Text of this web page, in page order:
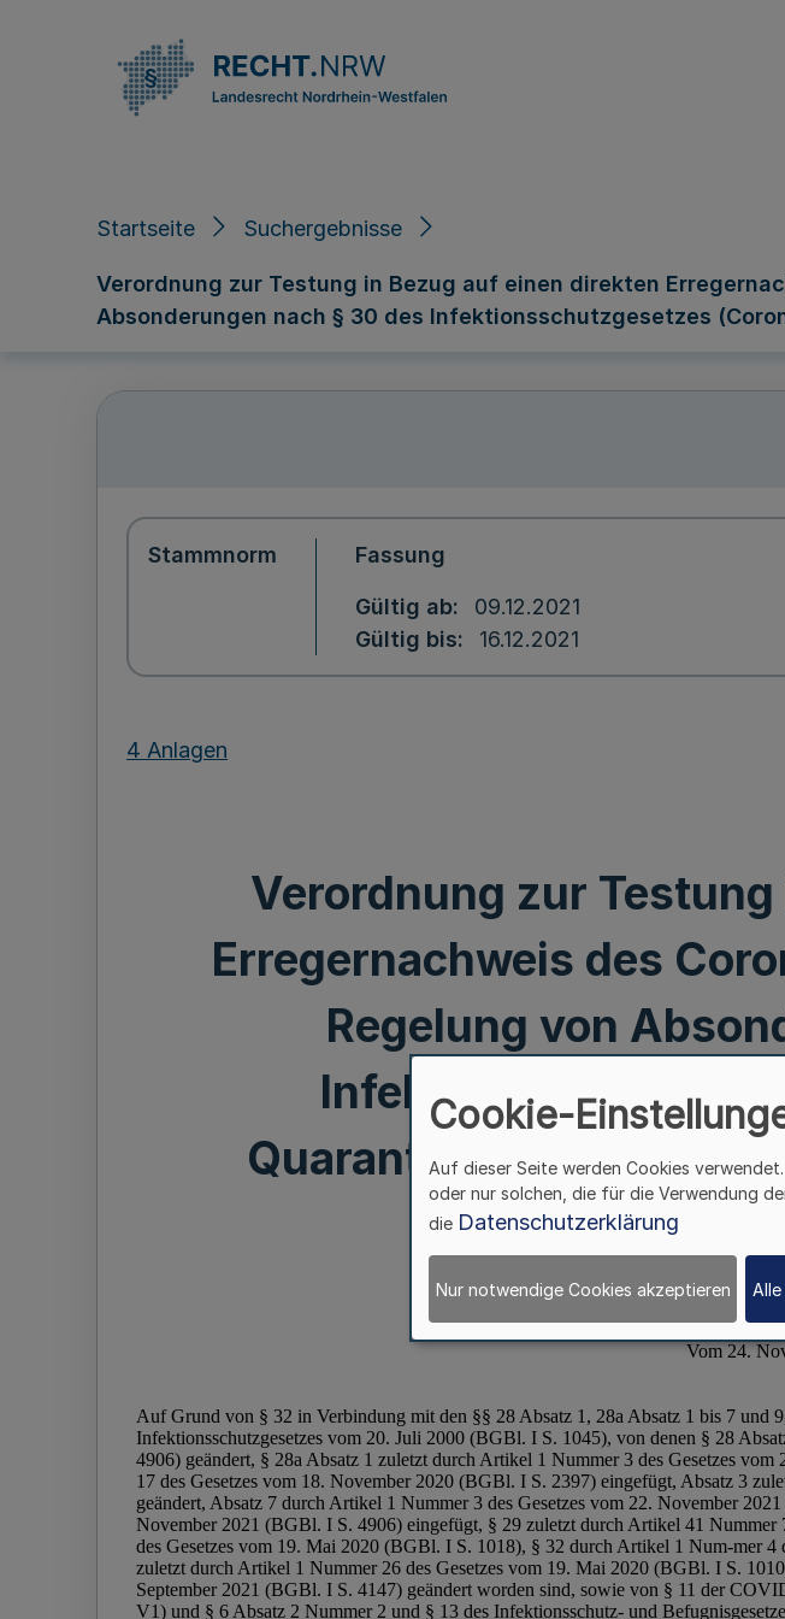
Startseite Suchergebnisse
Verordnung zur Testung in Bezug auf einen direkten
Absonderungen nach § 30 des Infektionsschutzgesetzes
Stammnorm Fassung
Gültig ab
09.12.2021
Gültig bis
16.12.2021
4 Anlagen
Verordnung zur
Erregernachweis des
Regelung von
Quarantäneverordnung
Cookie-
Auf dieser Seite werden Cookies
oder nur solchen, die für die Verwendung
die Datenschutzerklärung
Nur notwendige Cookies akzeptieren